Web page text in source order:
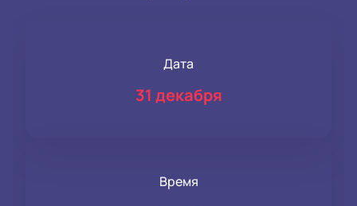
Дата
31 декабря
Время